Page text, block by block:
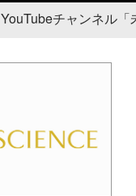
YouTubeチャンネル